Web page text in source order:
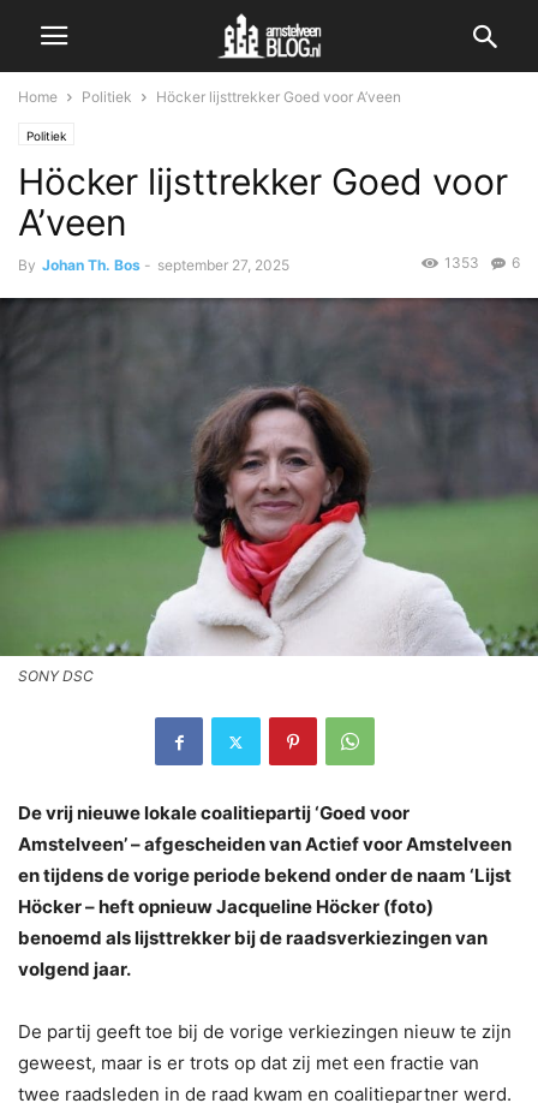
Home Politiek Höcker lijsttrekker Goed voor A’veen
Politiek
Höcker lijsttrekker Goed voor
A’veen
By Johan Th. Bos - september 27, 2025 6
1353
SONY DSC
De vrij nieuwe lokale coalitiepartij ‘Goed voor
Amstelveen’ – afgescheiden van Actief voor Amstelveen
en tijdens de vorige periode bekend onder de naam ‘Lijst
Höcker – heft opnieuw Jacqueline Höcker (foto)
benoemd als lijsttrekker bij de raadsverkiezingen van
volgend jaar.
De partij geeft toe bij de vorige verkiezingen nieuw te zijn
geweest, maar is er trots op dat zij met een fractie van
twee raadsleden in de raad kwam en coalitiepartner werd.